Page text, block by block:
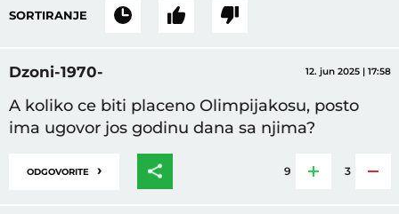
SORTIRANJE
Dzoni-1970- 12. jun 2025 | 17:58
A koliko ce biti placeno Olimpijakosu, posto
ima ugovor jos godinu dana sa njima?
ODGOVORITE › 9 3